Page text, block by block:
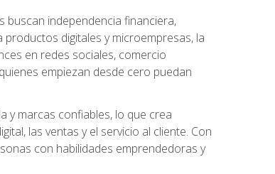
buscan independencia financiera,
digitales y microempresas, la
en redes sociales, comercio
empiezan desde cero puedan
y marcas confiables, lo que crea
las ventas y el servicio al cliente. Con
con habilidades emprendedoras y